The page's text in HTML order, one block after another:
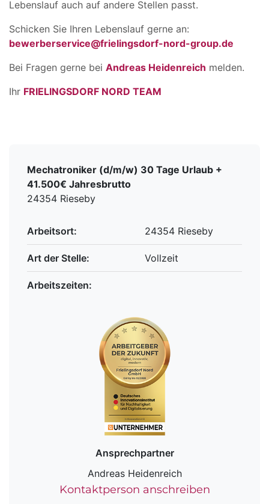
Lebenslauf auch auf andere Stellen passt.
Schicken Sie Ihren Lebenslauf gerne an:
bewerberservice@frielingsdorf-nord-group.de
Bei Fragen gerne bei Andreas Heidenreich melden.
Ihr FRIELINGSDORF NORD TEAM
Mechatroniker (d/m/w) 30 Tage Urlaub +
41.500€ Jahresbrutto
24354 Rieseby
Arbeitsort: 24354 Rieseby
Art der Stelle: Vollzeit
Arbeitszeiten:
Ansprechpartner
Andreas Heidenreich
Kontaktperson anschreiben